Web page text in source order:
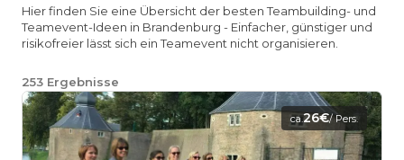
Hier finden Sie eine Übersicht der besten Teambuilding- und
Teamevent-Ideen in Brandenburg - Einfacher, günstiger und
risikofreier lässt sich ein Teamevent nicht organisieren.
253 Ergebnisse
ca.26€/ Pers.